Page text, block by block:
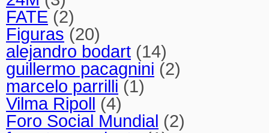
FATE (2)
Figuras (20)
alejandro bodart (14)
guillermo pacagnini (2)
marcelo parrilli (1)
Vilma Ripoll (4)
Foro Social Mundial (2)